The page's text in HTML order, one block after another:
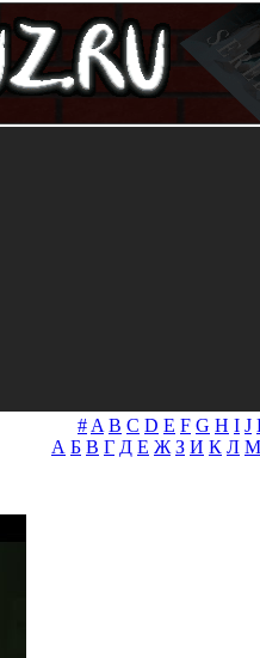
# A B C D E F G H I J
А Б В Г Д Е Ж З И К Л М